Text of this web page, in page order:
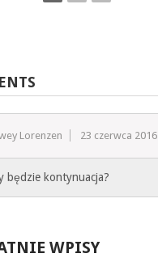
Lorenzen 23 czerwca 2016
będzie kontynuacja?
WPISY